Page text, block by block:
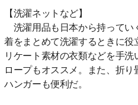
【洗濯ネットなど】
洗濯用品も日本から持ってい
着をまとめて洗濯するときに
リケート素材の衣類などを手
ロープもオススメ。また、折
ハンガーも便利だ。